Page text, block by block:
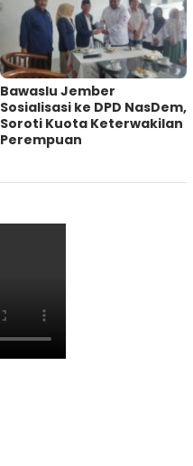
Bawaslu Jember
Sosialisasi ke DPD NasDem,
Soroti Kuota Keterwakilan
Perempuan